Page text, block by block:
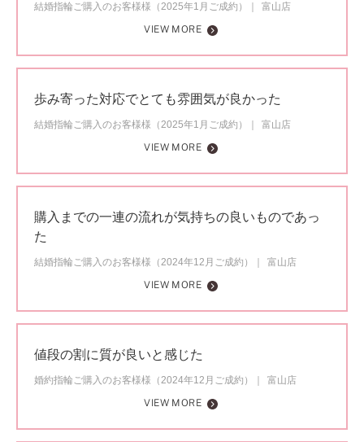
結婚指輪ご購入のお客様様（2025年1月ご成約）
富山店
VIEW MORE
歩み寄った対応でとても雰囲気が良かった
結婚指輪ご購入のお客様様（2025年1月ご成約）
富山店
VIEW MORE
購入までの一連の流れが気持ちの良いものであっ
た
結婚指輪ご購入のお客様様（2024年12月ご成約）
富山店
VIEW MORE
値段の割に質が良いと感じた
婚約指輪ご購入のお客様様（2024年12月ご成約）
富山店
VIEW MORE